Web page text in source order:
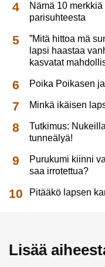
Nämä 10
parisuhteesta
”Mitä hittoa mä
lapsi haastaa
kasvatat
Poika Poikasen
Minkä ikäisen
Tutkimus:
tunneälyä!
Purukumi kiinni
saa irrotettua?
Pitääkö lapsen
Lisää